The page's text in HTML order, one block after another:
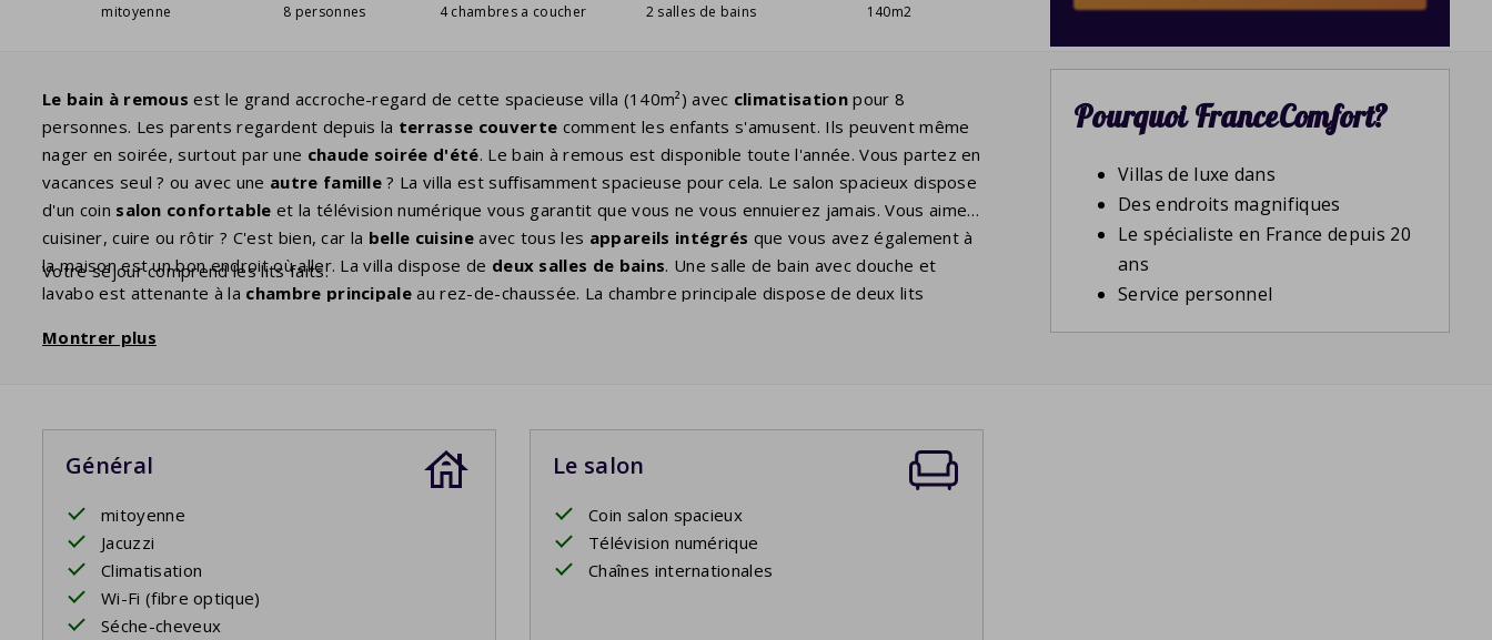
mitoyenne 8 personnes 4 chambres a coucher 2 salles de bains 140m2
Le bain à remous est le grand accroche-regard de cette spacieuse villa (140m²) avec climatisation pour 8
personnes. Les parents regardent depuis la terrasse couverte comment les enfants s'amusent. Ils peuvent même
nager en soirée, surtout par une chaude soirée d'été. Le bain à remous est disponible toute l'année. Vous partez en
vacances seul ? ou avec une autre famille ? La villa est suffisamment spacieuse pour cela. Le salon spacieux dispose
d'un coin salon confortable et la télévision numérique vous garantit que vous ne vous ennuierez jamais. Vous aimez
cuisiner, cuire ou rôtir ? C'est bien, car la belle cuisineavec tous les appareils intégrés que vous avez également à
la maison est un bon endroit où aller. La villa dispose de deux salles de bains. Une salle de bain avec douche et
lavabo est attenante à la chambre principale au rez-de-chaussée. La chambre principale dispose de deux lits
deuxième salle de bain avec une baignoire avec douche et lavabo. Il y a des toilettes séparées.
Votre séjour comprend les lits faits.
Montrer plus
Général
mitoyenne
Jacuzzi
Climatisation
Wi-Fi (fibre optique)
Séche-cheveux
Le salon
Coin salon spacieux
Télévision numérique
Chaînes internationales
Pourquoi FranceComfort?
Villas de luxe dans
Des endroits magnifiques
Le spécialiste en France depuis 20
ans
Service personnel